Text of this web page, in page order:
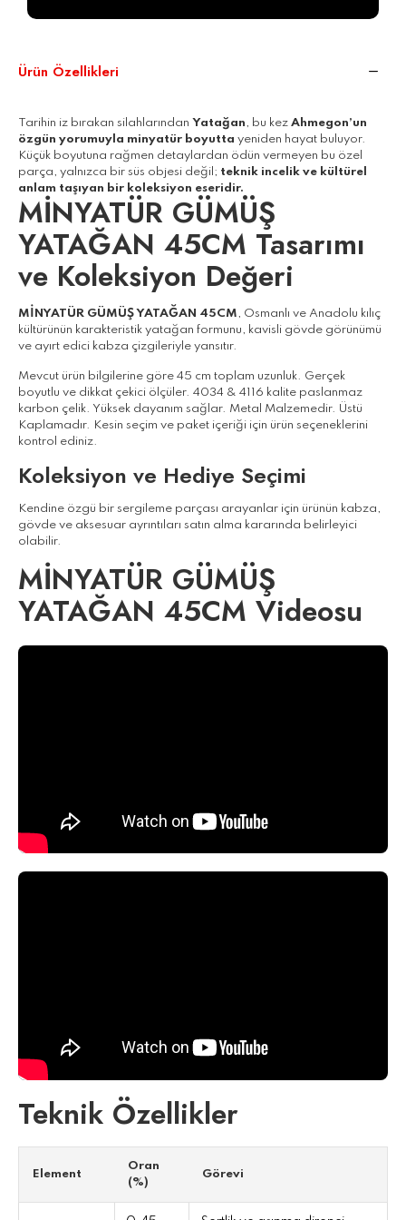
Ürün Özellikleri
Tarihin iz bırakan silahlarından Yatağan, bu kez Ahmegon’un
özgün yorumuyla minyatür boyutta yeniden hayat buluyor.
Küçük boyutuna rağmen detaylardan ödün vermeyen bu özel
parça, yalnızca bir süs objesi değil; teknik incelik ve kültürel
anlam taşıyan bir koleksiyon eseridir.
MİNYATÜR GÜMÜŞ
YATAĞAN 45CM Tasarımı
ve Koleksiyon Değeri
MİNYATÜR GÜMÜŞ YATAĞAN 45CM, Osmanlı ve Anadolu kılıç
kültürünün karakteristik yatağan formunu, kavisli gövde görünümü
ve ayırt edici kabza çizgileriyle yansıtır.
Mevcut ürün bilgilerine göre 45 cm toplam uzunluk. Gerçek
boyutlu ve dikkat çekici ölçüler. 4034 & 4116 kalite paslanmaz
karbon çelik. Yüksek dayanım sağlar. Metal Malzemedir. Üstü
Kaplamadır. Kesin seçim ve paket içeriği için ürün seçeneklerini
kontrol ediniz.
Koleksiyon ve Hediye Seçimi
Kendine özgü bir sergileme parçası arayanlar için ürünün kabza,
gövde ve aksesuar ayrıntıları satın alma kararında belirleyici
olabilir.
MİNYATÜR GÜMÜŞ
YATAĞAN 45CM Videosu
Teknik Özellikler
Element
Oran
(%)
Görevi